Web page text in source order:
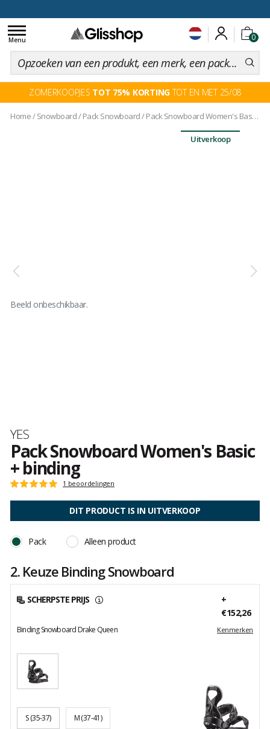
0
Toggle
navigation
Menu
ZOMERKOOPJES TOT 75% KORTINGTOT EN MET 25/08
Home/ Snowboard/Pack Snowboard/Pack Snowboard Women's Basic + binding
Beeld onbeschikbaar.
Uitverkoop
Merk
YES
Pack Snowboard Women's Basic
+ binding
Het
Score
:
op
1 beoordelingen
DIT PRODUCT IS IN UITVERKOOP
Pack Alleen product
2. Keuze Binding Snowboard
SCHERPSTE PRIJS
+
€152,26
Binding Snowboard Drake Queen Kenmerken
S(35-37) M(37-41)